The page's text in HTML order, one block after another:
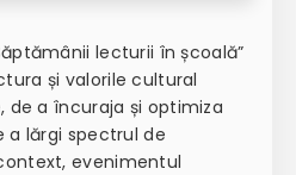
lecturii în școală”
și valorile cultural
de a încuraja și optimiza
a lărgi spectrul de
evenimentul